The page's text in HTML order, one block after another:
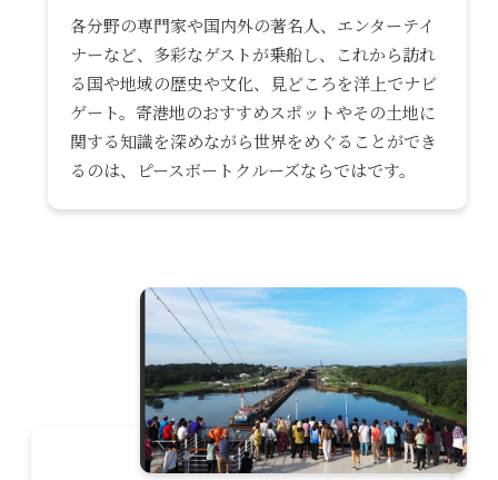
各分野の専門家や国内外の著名人、エンターテイ
ナーなど、多彩なゲストが乗船し、これから訪れ
る国や地域の歴史や文化、見どころを洋上でナビ
ゲート。寄港地のおすすめスポットやその土地に
関する知識を深めながら世界をめぐることができ
るのは、ピースボートクルーズならではです。